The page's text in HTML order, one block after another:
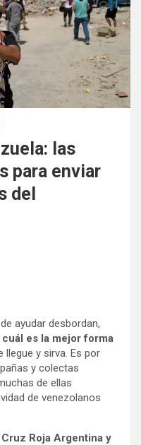
las
para enviar
del
ayudar desbordan,
es la mejor forma
llegue y sirva. Es por
y colectas
de ellas
de venezolanos
Cruz Roja Argentina y